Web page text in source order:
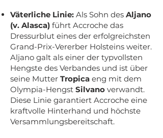
Väterliche Linie: Als Sohn des Aljano
(v. Alasca) führt Accroche das
Dressurblut eines der erfolgreichsten
Grand-Prix-Vererber Holsteins weiter.
Aljano galt als einer der typvollsten
Hengste des Verbandes und ist über
seine Mutter Tropica eng mit dem
Olympia-Hengst Silvano verwandt.
Diese Linie garantiert Accroche eine
kraftvolle Hinterhand und höchste
Versammlungsbereitschaft.